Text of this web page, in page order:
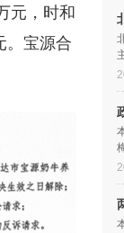
元，时和
。宝源合